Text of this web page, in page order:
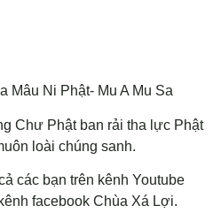
Mâu Ni Phật- Mu A Mu Sa
Chư Phật ban rải tha lực Phật
loài chúng sanh.
các bạn trên kênh Youtube
facebook Chùa Xá Lợi.